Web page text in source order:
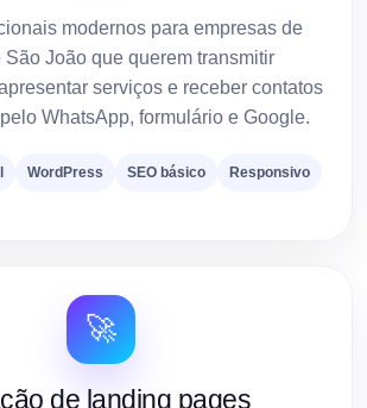
modernos para empresas de
São João que querem transmitir
serviços e receber contatos
WhatsApp, formulário e Google.
WordPress SEO básico Responsivo
🚀
de landing pages